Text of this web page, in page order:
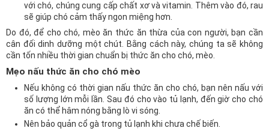
với chó, chúng cung cấp chất xơ và vitamin. Thêm vào đó, rau
sẽ giúp chó cảm thấy ngon miệng hơn.
Do đó, để cho chó, mèo ăn thức ăn thừa của con người, bạn cần
cân đối dinh dưỡng một chút. Bằng cách này, chúng ta sẽ không
cần tốn nhiều thời gian chuẩn bị thức ăn cho chó, mèo.
Mẹo nấu thức ăn cho chó mèo
Nếu không có thời gian nấu thức ăn cho chó, bạn nên nấu với
số lượng lớn mỗi lần. Sau đó cho vào tủ lạnh, đến giờ cho chó
ăn có thể hâm nóng bằng lò vi sóng.
Nên bảo quản cổ gà trong tủ lạnh khi chưa chế biến.